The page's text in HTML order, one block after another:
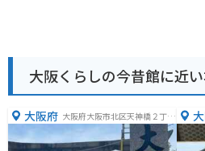
大阪くらしの今昔館に近
大阪府 大阪府大阪市北区天神橋２丁目
１−８